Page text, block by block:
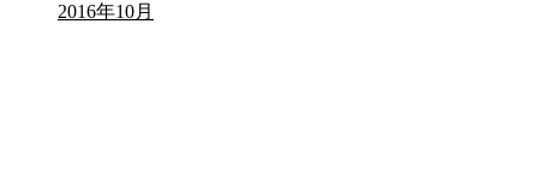
2016年10月